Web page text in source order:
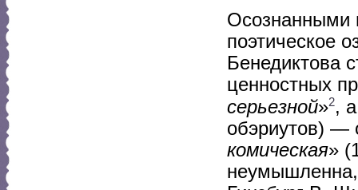
Осознанными
поэтическое
Бенедиктова
ценностных
серьезной»2,
обэриутов) —
комическая»